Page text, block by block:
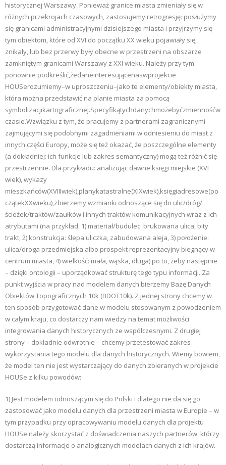
historycznej Warszawy. Ponieważ granice miasta zmieniały się w
różnych przekrojach czasowych, zastosujemy retrogresję: posłużymy
się granicami administracyjnymi dzisiejszego miasta i przyjrzymy się
tym obiektom, które od XVI do początku XX wieku pojawiały się,
znikały, lub bez przerwy były obecne w przestrzeni na obszarze
zamkniętym granicami Warszawy z XXI wieku. Należy przy tym
ponownie podkreślić,żedaneinteresującenaswprojekcie
HOUSerozumiemy–w uproszczeniu–jako te elementy/obiekty miasta,
która można przedstawić na planie miasta za pomocą
symbolizacjikartograficznej.Specyfikątychdanychmożebyćzmiennośćw
czasie.Wzwiązku z tym, że pracujemy z partnerami zagranicznymi
zajmującymi się podobnymi zagadnieniami w odniesieniu do miast z
innych części Europy, może się też okazać, że poszczególne elementy
(a dokładniej: ich funkcje lub zakres semantyczny) mogą też różnić się
przestrzennie. Dla przykładu: analizując dawne księgi miejskie (XVI
wiek), wykazy
mieszkańców(XVIIIwiek),planykatastralne(XIXwiek),księgiadresowe(po
czątekXXwieku),zbierzemy wzmianki odnoszące się do ulic/dróg/
ścieżek/traktów/zaułków i innych traktów komunikacyjnych wraz z ich
atrybutami (na przykład: 1) materiał/budulec: brukowana ulica, bity
trakt, 2) konstrukcja: ślepa uliczka, zabudowana aleja, 3) położenie:
ulica/droga przedmiejska albo prospekt reprezentacyjny biegnący w
centrum miasta, 4) wielkość: mała, wąska, długa) po to, żeby następnie
– dzięki ontologii – uporządkować strukturę tego typu informacji. Za
punkt wyjścia w pracy nad modelem danych bierzemy Bazę Danych
Obiektów Topograficznych 10k (BDOT10k). Z jednej strony chcemy w
ten sposób przygotować dane w modelu stosowanym z powodzeniem
w całym kraju, co dostarczy nam wiedzy na temat możliwości
integrowania danych historycznych ze współczesnymi. Z drugiej
strony – dokładnie odwrotnie – chcemy przetestować zakres
wykorzystania tego modelu dla danych historycznych. Wiemy bowiem,
że model ten nie jest wystarczający do danych zbieranych w projekcie
HOUSe z kilku powodów:
1) Jest modelem odnoszącym się do Polski i dlatego nie da się go
zastosować jako modelu danych dla przestrzeni miasta w Europie – w
tym przypadku przy opracowywaniu modelu danych dla projektu
HOUSe należy skorzystać z doświadczenia naszych partnerów, którzy
dostarczą informacje o analogicznych modelach danych z ich krajów.